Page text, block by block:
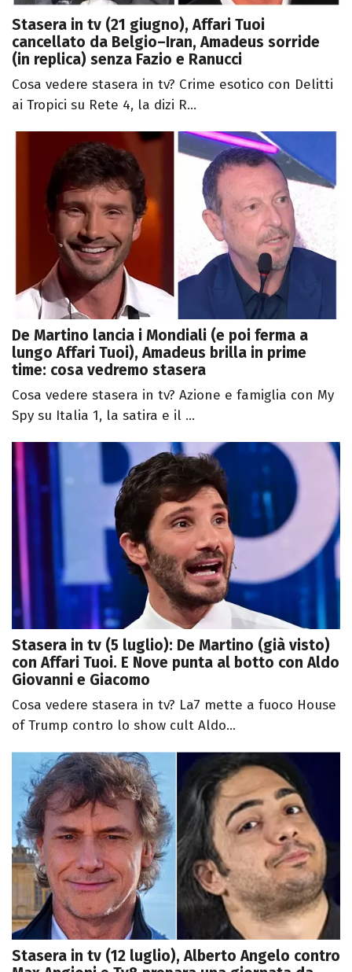
Stasera in tv (21 giugno), Affari Tuoi
cancellato da Belgio–Iran, Amadeus sorride
(in replica) senza Fazio e Ranucci
Cosa vedere stasera in tv? Crime esotico con Delitti
ai Tropici su Rete 4, la dizi R...
De Martino lancia i Mondiali (e poi ferma a
lungo Affari Tuoi), Amadeus brilla in prime
time: cosa vedremo stasera
Cosa vedere stasera in tv? Azione e famiglia con My
Spy su Italia 1, la satira e il ...
Stasera in tv (5 luglio): De Martino (già visto)
con Affari Tuoi. E Nove punta al botto con Aldo
Giovanni e Giacomo
Cosa vedere stasera in tv? La7 mette a fuoco House
of Trump contro lo show cult Aldo...
Stasera in tv (12 luglio), Alberto Angelo contro